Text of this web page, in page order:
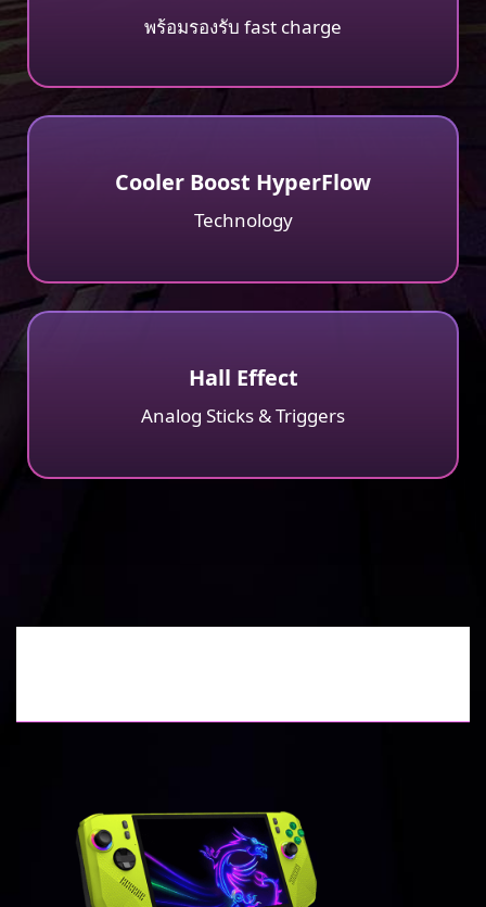
พร้อมรองรับ fast charge
Cooler Boost HyperFlow
Technology
Hall Effect
Analog Sticks & Triggers